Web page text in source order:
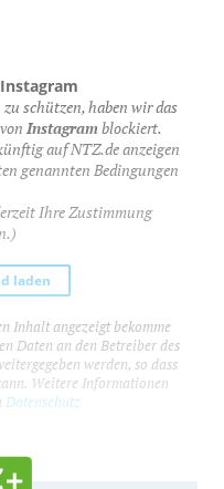
schützen, haben wir das
Instagramblockiert.
auf NTZ.de anzeigen
genannten Bedingungen
Ihre Zustimmung
laden
Inhalt angezeigt bekomme
Daten an den Betreiber des
werden, so dass
Weitere Informationen
Datenschutz